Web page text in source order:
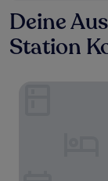
Deine
Station